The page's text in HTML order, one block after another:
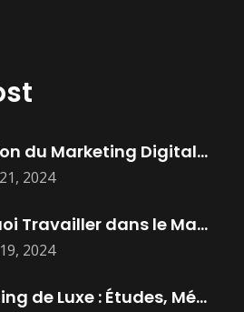
2024
Évolution du Marketing Digital : Histoire,
2024
Pourquoi Travailler dans le Marketing :
Marketing de Luxe : Études, Métiers